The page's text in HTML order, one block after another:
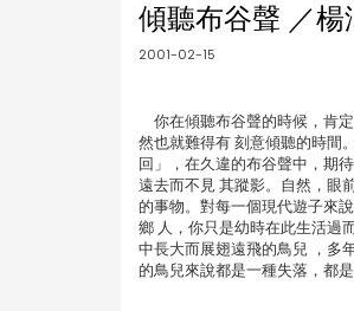
傾聽布谷聲 ／楊
2001-02-15
你在傾聽布谷聲的時候，肯
然也就難得有 刻意傾聽的時間
回」，在久違的布谷聲中，期
遠去而不見 其蹤影。自然，眼
的事物。對每一個現代遊子來
鄉 人，你只是幼時在此生活過
中長大而展翅遠飛的鳥兒 ，多
的鳥兒來說都是一種失落，都